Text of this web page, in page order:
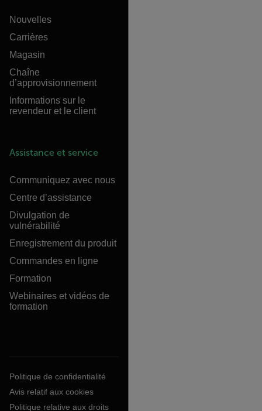
Nouvelles
Carrières
Magasin
Chaîne
d’approvisionnement
Informations sur le
revendeur et le client
Assistance et service
Communiquez avec nous
Centre d’assistance
Divulgation de
vulnérabilité
Enregistrement du produit
Commandes en ligne
Formation
Webinaires et vidéos de
formation
Politique de confidentialité
Avis relatif aux cookies
Politique relative aux droits